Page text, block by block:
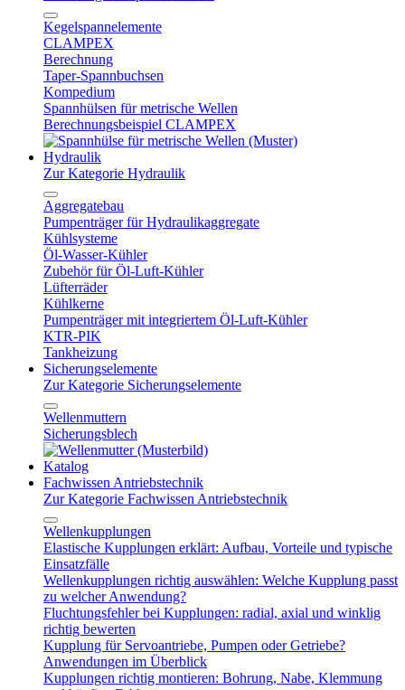
Kegelspannelemente
CLAMPEX
Berechnung
Taper-Spannbuchsen
Kompedium
Spannhülsen für metrische Wellen
Berechnungsbeispiel CLAMPEX
Hydraulik
Zur Kategorie Hydraulik
Aggregatebau
Pumpenträger für Hydraulikaggregate
Kühlsysteme
Öl-Wasser-Kühler
Zubehör für Öl-Luft-Kühler
Lüfterräder
Kühlkerne
Pumpenträger mit integriertem Öl-Luft-Kühler
KTR-PIK
Tankheizung
Sicherungselemente
Zur Kategorie Sicherungselemente
Wellenmuttern
Sicherungsblech
Katalog
Fachwissen Antriebstechnik
Zur Kategorie Fachwissen Antriebstechnik
Wellenkupplungen
Elastische Kupplungen erklärt: Aufbau, Vorteile und typische
Einsatzfälle
Wellenkupplungen richtig auswählen: Welche Kupplung passt
zu welcher Anwendung?
Fluchtungsfehler bei Kupplungen: radial, axial und winklig
richtig bewerten
Kupplung für Servoantriebe, Pumpen oder Getriebe?
Anwendungen im Überblick
Kupplungen richtig montieren: Bohrung, Nabe, Klemmung